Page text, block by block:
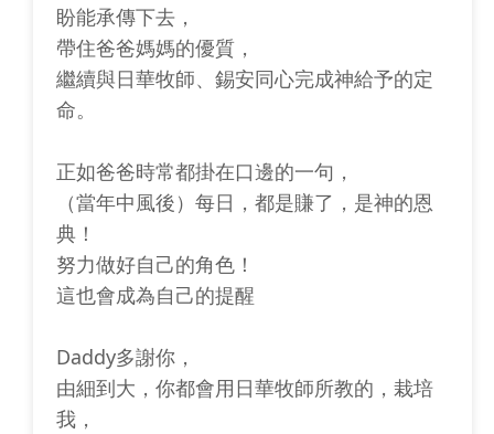
盼能承傳下去，
帶住爸爸媽媽的優質，
繼續與日華牧師、錫安同心完成神給予的定
命。
正如爸爸時常都掛在口邊的一句，
（當年中風後）每日，都是賺了，是神的恩
典！
努力做好自己的角色！
這也會成為自己的提醒
Daddy多謝你，
由細到大，你都會用日華牧師所教的，栽培
我，